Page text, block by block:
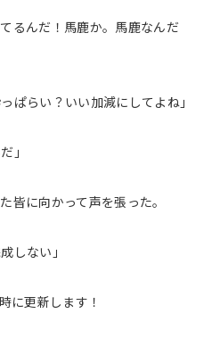
るんだ！馬鹿か。馬鹿なんだ
ぱらい？いい加減にしてよね」
」
皆に向かって声を張った。
しない」
に更新します！